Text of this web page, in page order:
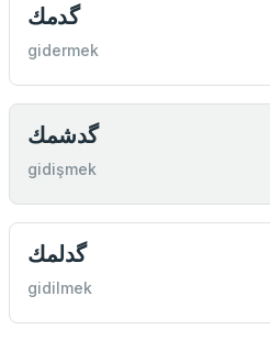
گدمك
gidermek
گدشمك
gidişmek
گدلمك
gidilmek